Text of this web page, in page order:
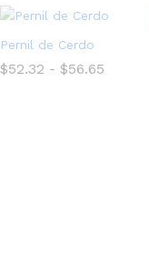
Pernil de Cerdo
$52.32 - $56.65Rango